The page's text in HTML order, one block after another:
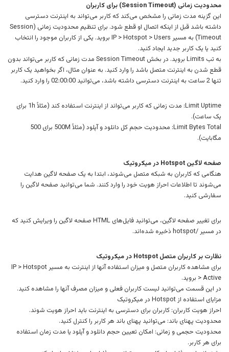
محدودیت زمانی (Session Timeout) برای کاربران
این گزینه مدت زمانی را مشخص می‌کند که کاربر می‌تواند به اینترنت دسترسی
داشته باشد قبل از اینکه اتصال او قطع شود. برای تنظیم محدودیت زمانی (Session
Timeout) به مسیر IP > Hotspot > Users بروید. یکی از کاربران موجود را انتخاب
کنید یا یک کاربر جدید ایجاد کنید.
به تب Limits بروید. در بخش Session Timeout مدت زمانی که کاربر می‌تواند بدون
قطع شدن به اینترنت متصل باشد را وارد کنید. به عنوان مثال، اگر بخواهید یک کاربر
تنها 2 ساعت به اینترنت دسترسی داشته باشد، می‌توانید 02:00:00 را وارد کنید.
Limit Uptime: مدت زمانی که کاربر می‌تواند از اینترنت استفاده کند (مثلاً 1h برای
یک ساعت).
Limit Bytes Total: محدودیت حجم کل دانلود و آپلود (مثلاً 500M برای 500
مگابایت).
صفحه لاگین Hotspot در میکروتیک
هنگامی که کاربران به شبکه متصل می‌شوند، ابتدا به یک صفحه لاگین هدایت
می‌شوند تا اطلاعات احراز هویت خود را وارد کنند. شما می‌توانید صفحه لاگین را
سفارشی کنید.
برای تغییر صفحه لاگین، می‌توانید فایل‌های HTML صفحه لاگین را ویرایش کنید که
در مسیر /hotspot ذخیره شده‌اند.
نظارت بر کاربران متصل Hotspot در میکروتیک
برای مشاهده کاربران متصل و میزان استفاده آنها از اینترنت به مسیر IP > Hotspot
> Active بروید.
در این قسمت می‌توانید لیست کاربران فعلی و میزان مصرف آنها را مشاهده کنید.
مزایای استفاده از Hotspot در میکروتیک
احراز هویت کاربران: کاربران برای دسترسی به اینترنت باید احراز هویت شوند.
محدودیت پهنای باند: می‌توانید پهنای باند هر کاربر را کنترل کنید.
محدودیت حجمی و زمانی: امکان تعیین حجم دانلود و آپلود یا مدت زمان استفاده
برای هر کاربر.